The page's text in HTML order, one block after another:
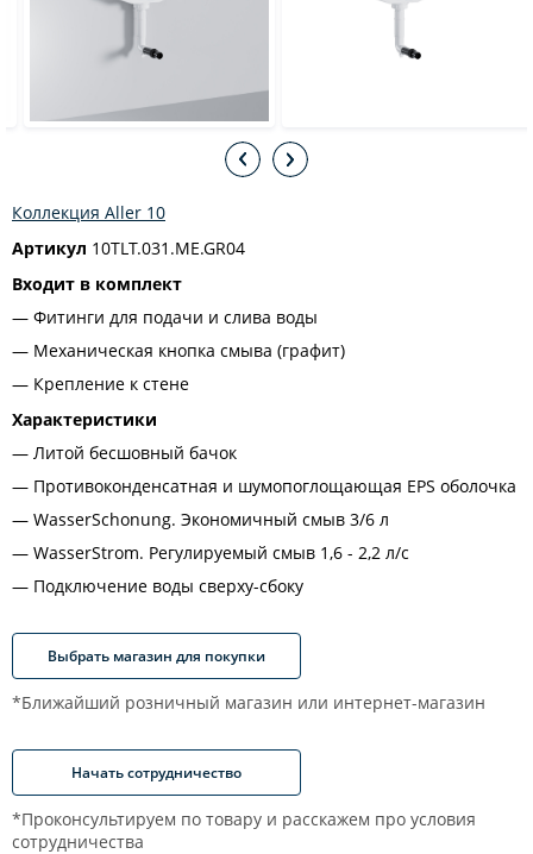
Коллекция Aller 10
Артикул 10TLT.031.ME.GR04
Входит в комплект
Фитинги для подачи и слива воды
Механическая кнопка смыва (графит)
Крепление к стене
Характеристики
Литой бесшовный бачок
Противоконденсатная и шумопоглощающая EPS оболочка
WasserSchonung. Экономичный смыв 3/6 л
WasserStrom. Регулируемый смыв 1,6 - 2,2 л/с
Подключение воды сверху-сбоку
Выбрать магазин для покупки
*Ближайший розничный магазин или интернет-магазин
Начать сотрудничество
*Проконсультируем по товару и расскажем про условия
сотрудничества